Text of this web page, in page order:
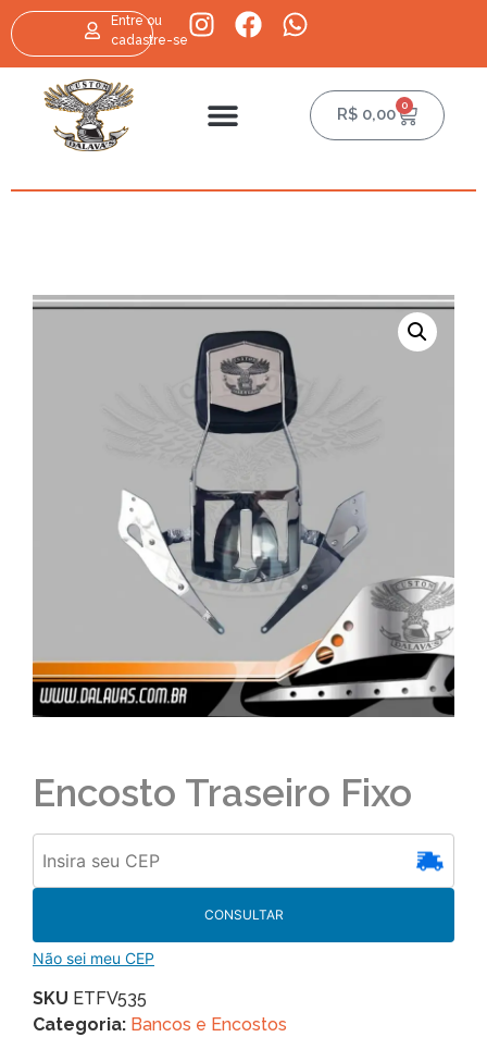
Entre ou
cadastre-se
R$ 0,00 0
Encosto Traseiro Fixo
CONSULTAR
Não sei meu CEP
SKU ETFV535
Categoria: Bancos e Encostos